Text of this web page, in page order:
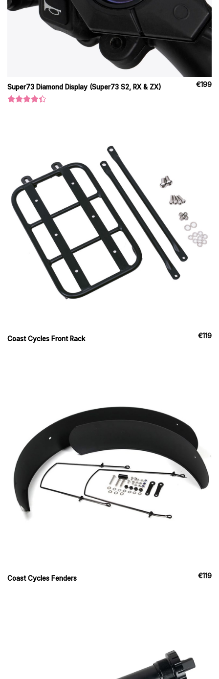
Super73 Diamond Display (Super73 S2, RX & ZX) €199
Coast Cycles Front Rack €119
Coast Cycles Fenders €119